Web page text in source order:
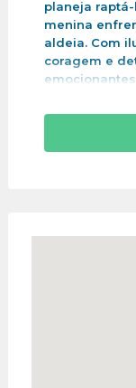
planeja
menina
aldeia. Com
coragem e